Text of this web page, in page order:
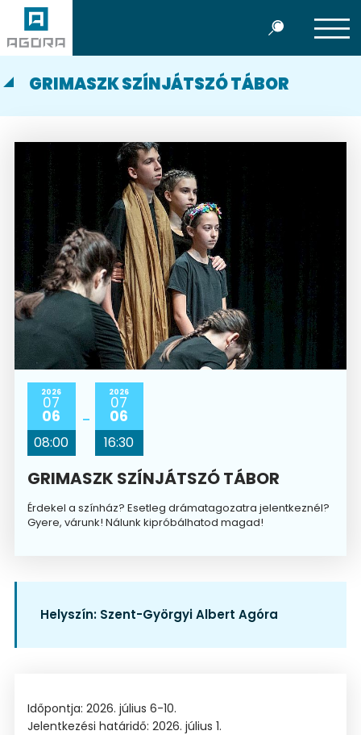
GRIMASZK SZÍNJÁTSZÓ TÁBOR
2026
07
06
08:00
2026
07
06
16:30
GRIMASZK SZÍNJÁTSZÓ TÁBOR
Érdekel a színház? Esetleg drámatagozatra jelentkeznél?
Gyere, várunk! Nálunk kipróbálhatod magad!
Helyszín: Szent-Györgyi Albert Agóra
Időpontja: 2026. július 6-10.
Jelentkezési határidő: 2026. július 1.